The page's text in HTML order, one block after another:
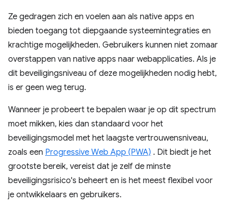
Ze gedragen zich en voelen aan als native apps en
bieden toegang tot diepgaande systeemintegraties en
krachtige mogelijkheden. Gebruikers kunnen niet zomaar
overstappen van native apps naar webapplicaties. Als je
dit beveiligingsniveau of deze mogelijkheden nodig hebt,
is er geen weg terug.
Wanneer je probeert te bepalen waar je op dit spectrum
moet mikken, kies dan standaard voor het
beveiligingsmodel met het laagste vertrouwensniveau,
zoals een Progressive Web App (PWA) . Dit biedt je het
grootste bereik, vereist dat je zelf de minste
beveiligingsrisico's beheert en is het meest flexibel voor
je ontwikkelaars en gebruikers.